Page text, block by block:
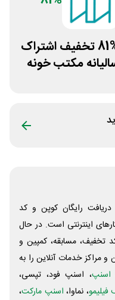
81% تخفیف اشتراک
مکتب خونه
رایگان کوپن و کد
اینترنتی است. در حال
تخفیف، مسابقه، کمپین و
مراکز خدمات آنلاین را به
اسنپ، اسنپ فود، تپسی،
، نماوا، اسنپ مارکت،